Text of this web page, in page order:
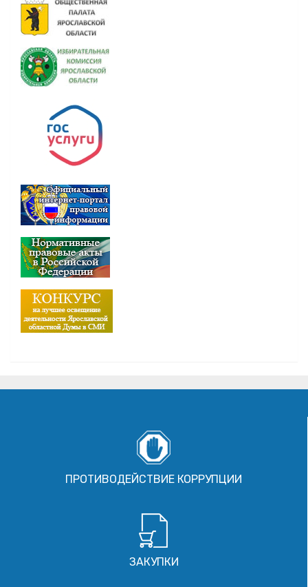
ПРОТИВОДЕЙСТВИЕ КОРРУПЦИИ
ЗАКУПКИ